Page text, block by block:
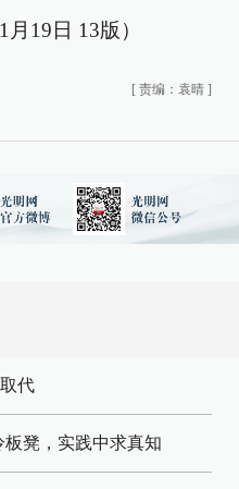
19日 13版）
[ 责编：袁晴 ]
代
板凳，实践中求真知